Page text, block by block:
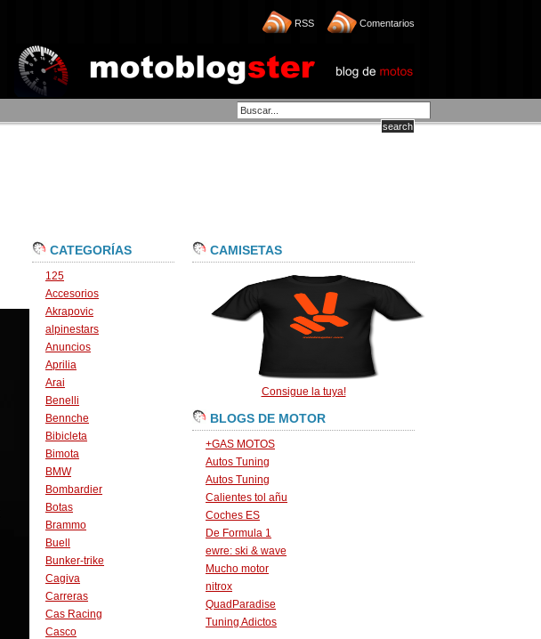
RSS Comentarios
CATEGORÍAS
125
Accesorios
Akrapovic
alpinestars
Anuncios
Aprilia
Arai
Benelli
Bennche
Bibicleta
Bimota
BMW
Bombardier
Botas
Brammo
Buell
Bunker-trike
Cagiva
Carreras
Cas Racing
Casco
CAMISETAS
Consigue la tuya!
BLOGS DE MOTOR
+GAS MOTOS
Autos Tuning
Autos Tuning
Calientes tol añu
Coches ES
De Formula 1
ewre: ski & wave
Mucho motor
nitrox
QuadParadise
Tuning Adictos